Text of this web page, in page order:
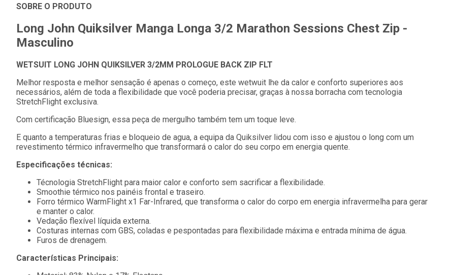
SOBRE O PRODUTO
Long John Quiksilver Manga Longa 3/2 Marathon Sessions Chest Zip -
Masculino
WETSUIT LONG JOHN QUIKSILVER 3/2MM PROLOGUE BACK ZIP FLT
Melhor resposta e melhor sensação é apenas o começo, este wetwuit lhe da calor e conforto superiores aos
necessários, além de toda a flexibilidade que você poderia precisar, graças à nossa borracha com tecnologia
StretchFlight exclusiva.
Com certificação Bluesign, essa peça de mergulho também tem um toque leve.
E quanto a temperaturas frias e bloqueio de agua, a equipa da Quiksilver lidou com isso e ajustou o long com um
revestimento térmico infravermelho que transformará o calor do seu corpo em energia quente.
Especificações técnicas:
Técnologia StretchFlight para maior calor e conforto sem sacrificar a flexibilidade.
Smoothie térmico nos painéis frontal e traseiro.
Forro térmico WarmFlight x1 Far-Infrared, que transforma o calor do corpo em energia infravermelha para gerar
e manter o calor.
Vedação flexível líquida externa.
Costuras internas com GBS, coladas e pespontadas para flexibilidade máxima e entrada mínima de água.
Furos de drenagem.
Características Principais: